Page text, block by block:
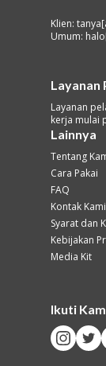
Klien:
Umum:
Layanan
Layanan
kerja mulai
Lainnya
Tentang
Cara Pakai
FAQ
Kontak Kami
Syarat dan
Kebijakan
Media Kit
Ikuti